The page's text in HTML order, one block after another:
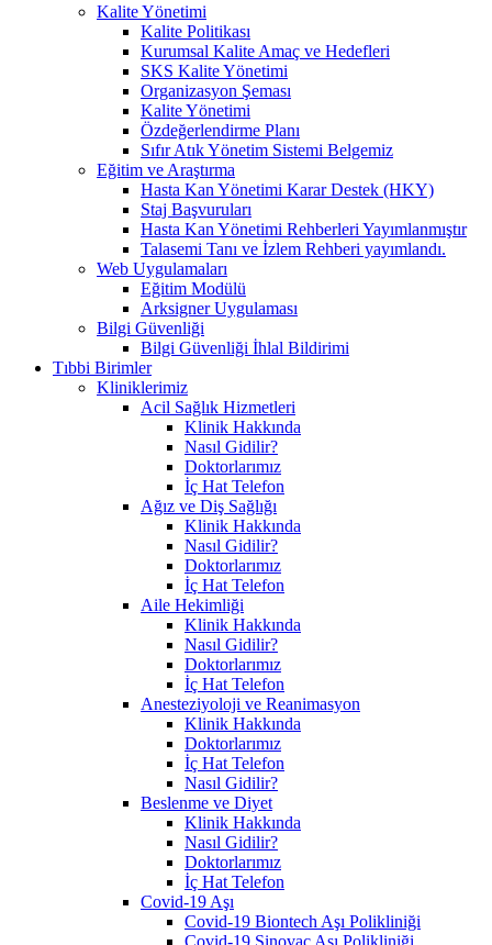
Kalite Yönetimi
Kalite Politikası
Kurumsal Kalite Amaç ve Hedefleri
SKS Kalite Yönetimi
Organizasyon Şeması
Kalite Yönetimi
Özdeğerlendirme Planı
Sıfır Atık Yönetim Sistemi Belgemiz
Eğitim ve Araştırma
Hasta Kan Yönetimi Karar Destek (HKY)
Staj Başvuruları
Hasta Kan Yönetimi Rehberleri Yayımlanmıştır
Talasemi Tanı ve İzlem Rehberi yayımlandı.
Web Uygulamaları
Eğitim Modülü
Arksigner Uygulaması
Bilgi Güvenliği
Bilgi Güvenliği İhlal Bildirimi
Tıbbi Birimler
Kliniklerimiz
Acil Sağlık Hizmetleri
Klinik Hakkında
Nasıl Gidilir?
Doktorlarımız
İç Hat Telefon
Ağız ve Diş Sağlığı
Klinik Hakkında
Nasıl Gidilir?
Doktorlarımız
İç Hat Telefon
Aile Hekimliği
Klinik Hakkında
Nasıl Gidilir?
Doktorlarımız
İç Hat Telefon
Anesteziyoloji ve Reanimasyon
Klinik Hakkında
Doktorlarımız
İç Hat Telefon
Nasıl Gidilir?
Beslenme ve Diyet
Klinik Hakkında
Nasıl Gidilir?
Doktorlarımız
İç Hat Telefon
Covid-19 Aşı
Covid-19 Biontech Aşı Polikliniği
Covid-19 Sinovac Aşı Polikliniği